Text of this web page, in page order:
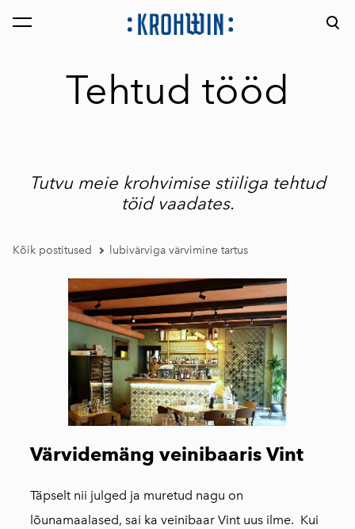
lisati ostukorvi. Vaata ostukorvi
Tehtud tööd
Tutvu meie krohvimise stiiliga tehtud
töid vaadates.
Kõik postitused lubivärviga värvimine tartus
Värvidemäng veinibaaris Vint
Täpselt nii julged ja muretud nagu on
lõunamaalased, sai ka veinibaar Vint uus ilme. Kui